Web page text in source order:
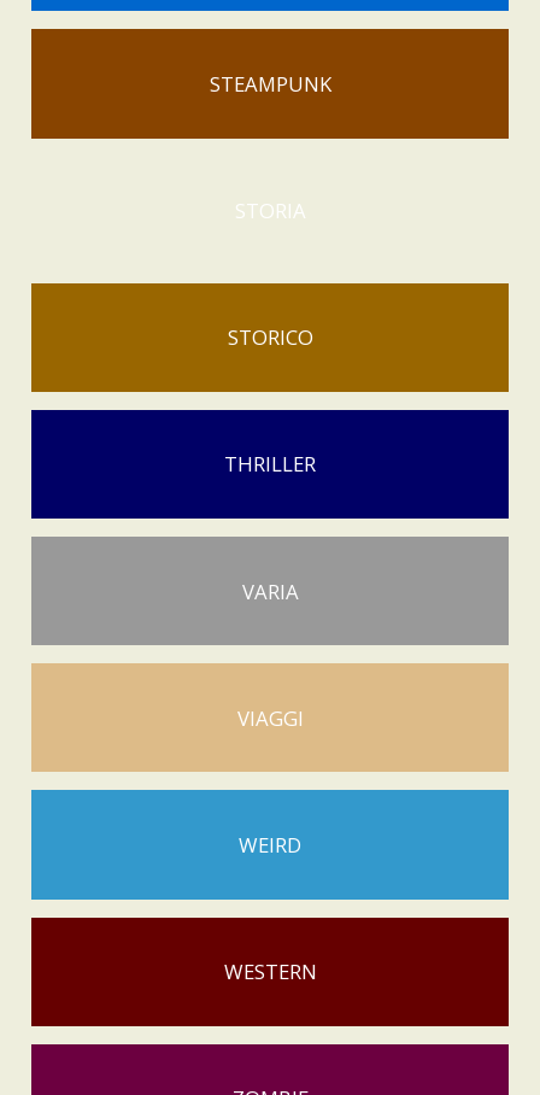
STEAMPUNK
STORIA
STORICO
THRILLER
VARIA
VIAGGI
WEIRD
WESTERN